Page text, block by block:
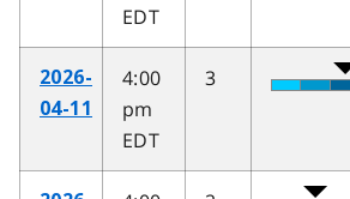
EDT
2026-
04-11
4:00
pm
EDT
3